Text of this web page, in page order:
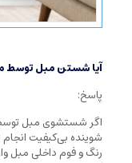
آیا شستن مبل توسط
پاسخ:
اگر شستشوی مبل توسط
شوینده بی‌کیفیت
رنگ و فوم داخلی مبل